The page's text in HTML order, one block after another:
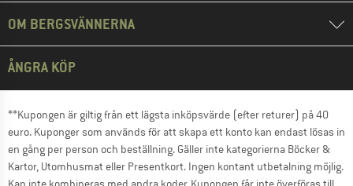
OM BERGSVÄNNERNA
ÅNGRA KÖP
**Kupongen är giltig från ett lägsta inköpsvärde (efter returer) på 40
euro. Kuponger som används för att skapa ett konto kan endast lösas in
en gång per person och beställning. Gäller inte kategorierna Böcker &
Kartor, Utomhusmat eller Presentkort. Ingen kontant utbetalning möjlig.